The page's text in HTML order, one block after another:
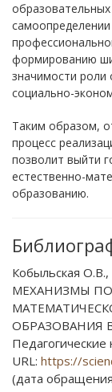
формированию
значимости роли
социально-
Таким образом,
процесс
позволит выйти
естественно-
образованию.
Кобыльская
МЕХАНИЗМЫ
ОБРАЗОВАНИЯ
URL: https://
(дата